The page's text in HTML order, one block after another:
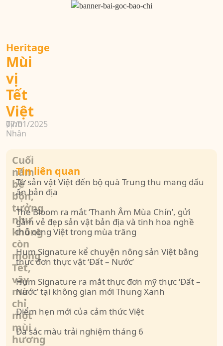
Heritage
Mùi
vị
Tết
Việt
Tịnh
Nhân
07/01/2025
Cuối
năm
bề
bộn,
tưởng
như
không
còn
mong
Tết,
vậy
mà
chỉ
một
mùi
hương
Tin liên quan
Từ sản vật Việt đến bộ quà Trung thu mang dấu
ấn bản địa
The Bloom ra mắt ‘Thanh Âm Mùa Chín’, gửi
gắm vẻ đẹp sản vật bản địa và tinh hoa nghề
thủ công Việt trong mùa trăng
Hum Signature kể chuyện nông sản Việt bằng
thực đơn thực vật ‘Đất – Nước’
Hum Signature ra mắt thực đơn mỹ thực ‘Đất –
Nước’ tại không gian mới Thung Xanh
Điểm hẹn mới của cảm thức Việt
Đa sắc màu trải nghiệm tháng 6